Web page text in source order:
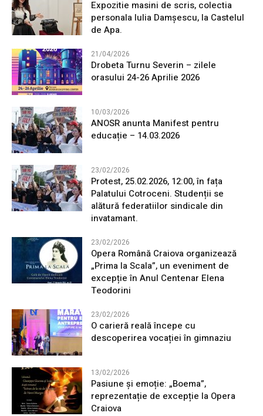
Expozitie masini de scris, colectia
personala Iulia Damșescu, la Castelul
de Apa.
21/04/2026
Drobeta Turnu Severin – zilele
orasului 24-26 Aprilie 2026
10/03/2026
ANOSR anunta Manifest pentru
educație – 14.03.2026
23/02/2026
Protest, 25.02.2026, 12:00, în fața
Palatului Cotroceni. Studenții se
alătură federatiilor sindicale din
invatamant.
23/02/2026
Opera Română Craiova organizează
„Prima la Scala”, un eveniment de
excepție în Anul Centenar Elena
Teodorini
23/02/2026
O carieră reală începe cu
descoperirea vocației în gimnaziu
13/02/2026
Pasiune și emoție: „Boema”,
reprezentație de excepție la Opera
Craiova